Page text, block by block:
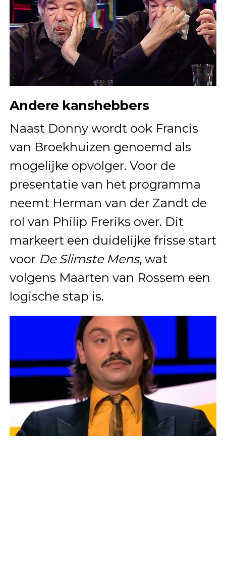
Andere kanshebbers
Naast Donny wordt ook Francis
van Broekhuizen genoemd als
mogelijke opvolger. Voor de
presentatie van het programma
neemt Herman van der Zandt de
rol van Philip Freriks over. Dit
markeert een duidelijke frisse start
voor De Slimste Mens, wat
volgens Maarten van Rossem een
logische stap is.